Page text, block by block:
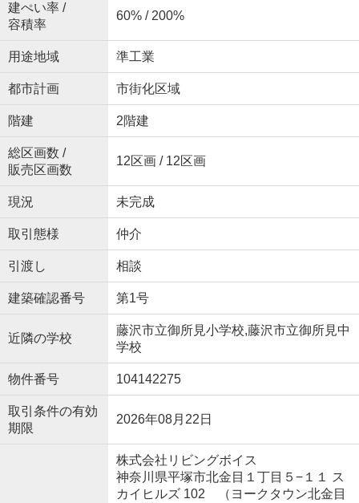
建ぺい率 /
容積率
60% / 200%
用途地域 準工業
都市計画 市街化区域
階建 2階建
総区画数 /
販売区画数
12区画 / 12区画
現況 未完成
取引態様 仲介
引渡し 相談
建築確認番号 第1号
近隣の学校
藤沢市立御所見小学校,藤沢市立御所見中
学校
物件番号 104142275
取引条件の有効
期限
2026年08月22日
株式会社リビングボイス
神奈川県平塚市北金目１丁目５−１１ ス
カイヒルズ 102 （ヨークタウン北金目